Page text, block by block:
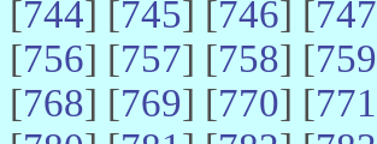
[744] [745] [746] [747
[756] [757] [758] [759
[768] [769] [770] [771